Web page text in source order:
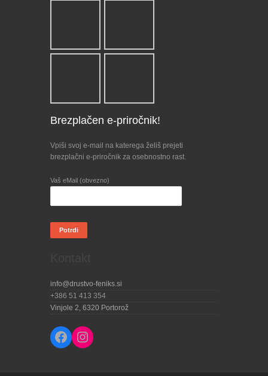
Brezplačen e-priročnik!
Vpiši svoj e-mail na katerega želiš prejeti
brezplačni e-priročnik za osebnostno rast.
Vaš eMail (obvezno)
info@drustvo-feniks.si
+386 51 413 354
Vinjole 2, 6320 Portorož
Facebook
Instagram